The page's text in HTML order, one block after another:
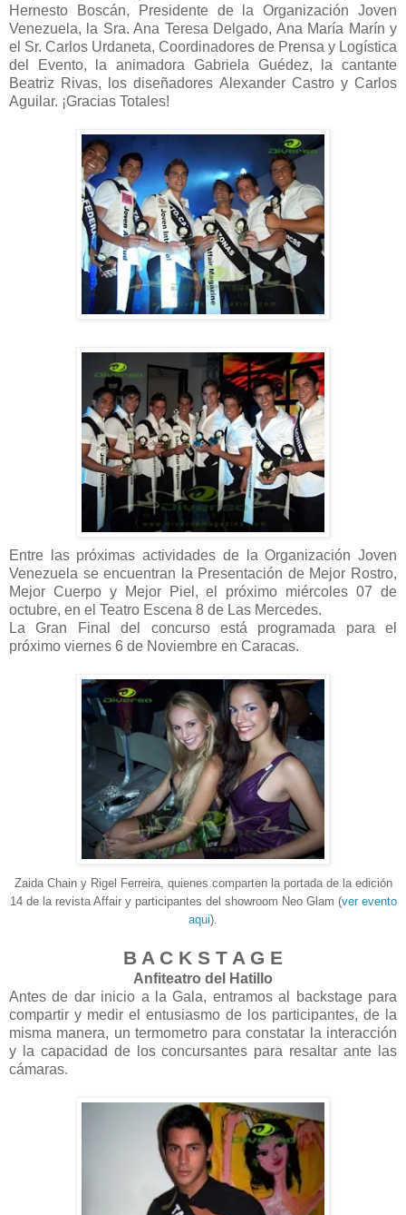
Hernesto Boscán, Presidente de la Organización Joven
Venezuela, la Sra. Ana Teresa Delgado, Ana María Marín y
el Sr. Carlos Urdaneta, Coordinadores de Prensa y Logística
del Evento, la animadora Gabriela Guédez, la cantante
Beatriz Rivas, los diseñadores Alexander Castro y Carlos
Aguilar. ¡Gracias Totales!
Entre las próximas actividades de la Organización Joven
Venezuela se encuentran la Presentación de Mejor Rostro,
Mejor Cuerpo y Mejor Piel, el próximo miércoles 07 de
octubre, en el Teatro Escena 8 de Las Mercedes.
La Gran Final del concurso está programada para el
próximo viernes 6 de Noviembre en Caracas.
Zaida Chain y Rigel Ferreira, quienes comparten la portada de la edición
14 de la revista Affair y participantes del showroom Neo Glam (ver evento
aqui).
B A C K S T A G E
Anfiteatro del Hatillo
Antes de dar inicio a la Gala, entramos al backstage para
compartir y medir el entusiasmo de los participantes, de la
misma manera, un termometro para constatar la interacción
y la capacidad de los concursantes para resaltar ante las
cámaras.